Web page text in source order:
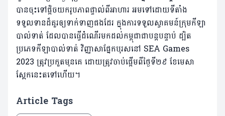
បានចុះទៅផ្តិចយករូបភាពផ្ទាល់ពីអាហារ អមទៅដោយទីតាំង
ទទួលទានដ៏គួរឲ្យទាក់ទាញផងដែរ ក្នុងការទទួលស្វាគមន៍ក្រុមកីឡា
បាល់ទាត់ ដែលបានធ្វើដំណើរមកដល់កម្ពុជាជាបន្តបន្ទាប់ ដ្បិត
ប្រភេទកីឡាបាល់ទាត់ វិញ្ញាសាផ្នែកបុរសនៅ SEA Games
2023 ត្រូវប្រកួតមុនគេ ដោយត្រូវចាប់ផ្តើមពីថ្ងៃទី២៩ ខែមេសា
ស្អែកនេះតទៅហើយ។
Article Tags